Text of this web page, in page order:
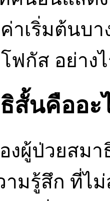
าเริ่มต้นบา
ฟกัส อย่าง
สั้นคืออะ
ผู้ป่วยสมา
ามรู้สึก ที่ไ